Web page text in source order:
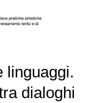
linguaggi.
dialoghi